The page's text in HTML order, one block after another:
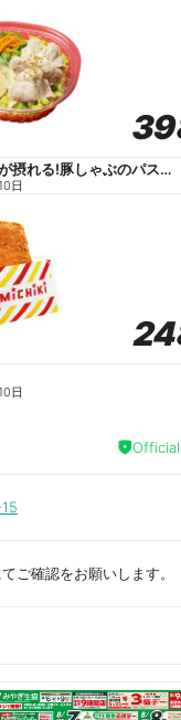
たんぱく質が摂れる!豚しゃぶのパスタサラダ
日
日
ご確認をお願いします。